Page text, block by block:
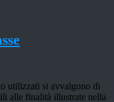
utilizzati si avvalgono di
alle finalità illustrate nella